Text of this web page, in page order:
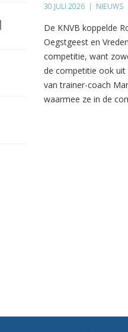
30 JULI 2026 | NIEUWS
De KNVB koppelde
Oegstgeest en
competitie, want
de competitie ook uit
van trainer-coach
waarmee ze in de